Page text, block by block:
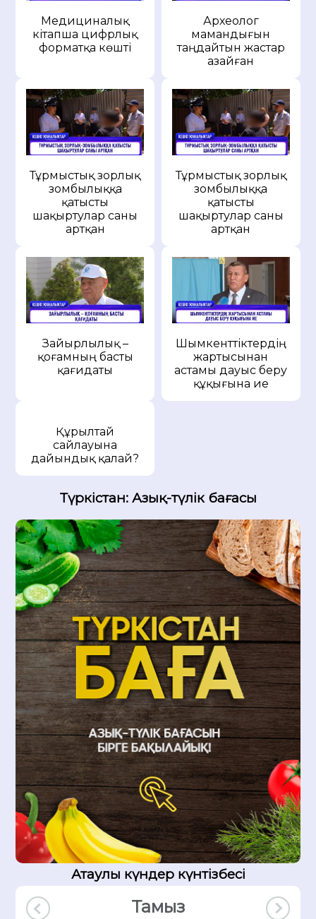
Медициналық
кітапша цифрлық
форматқа көшті
Археолог
мамандығын
таңдайтын жастар
азайған
Тұрмыстық зорлық
зомбылыққа
қатысты
шақыртулар саны
артқан
Тұрмыстық зорлық
зомбылыққа
қатысты
шақыртулар саны
артқан
Зайырлылық –
қоғамның басты
қағидаты
Шымкенттіктердің
жартысынан
астамы дауыс беру
құқығына ие
Құрылтай
сайлауына
дайындық қалай?
Түркістан: Азық-түлік бағасы
Атаулы күндер күнтізбесі
Тамыз